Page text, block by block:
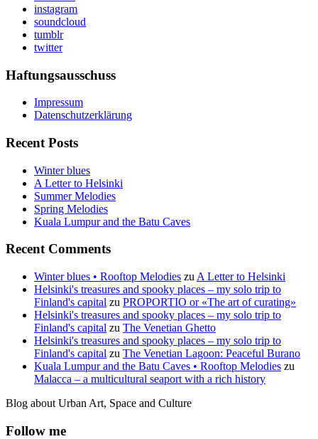
instagram
soundcloud
tumblr
twitter
Haftungsausschuss
Impressum
Datenschutzerklärung
Recent Posts
Winter blues
A Letter to Helsinki
Summer Melodies
Spring Melodies
Kuala Lumpur and the Batu Caves
Recent Comments
Winter blues • Rooftop Melodies zu A Letter to Helsinki
Helsinki's treasures and spooky places – my solo trip to
Finland's capital zu PROPORTIO or «The art of curating»
Helsinki's treasures and spooky places – my solo trip to
Finland's capital zu The Venetian Ghetto
Helsinki's treasures and spooky places – my solo trip to
Finland's capital zu The Venetian Lagoon: Peaceful Burano
Kuala Lumpur and the Batu Caves • Rooftop Melodies zu
Malacca – a multicultural seaport with a rich history
Blog about Urban Art, Space and Culture
Follow me